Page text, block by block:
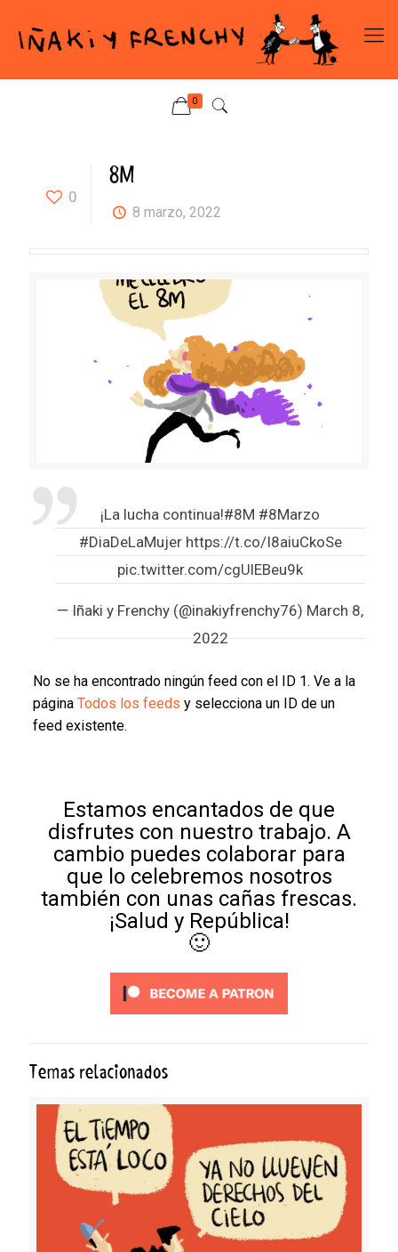
0
0
8M
8 marzo, 2022
¡La lucha continua!#8M #8Marzo
#DiaDeLaMujer https://t.co/I8aiuCkoSe
pic.twitter.com/cgUlEBeu9k
— Iñaki y Frenchy (@inakiyfrenchy76)March 8,
2022
No se ha encontrado ningún feed con el ID 1. Ve a la
página Todos los feeds y selecciona un ID de un
feed existente.
Estamos encantados de que
disfrutes con nuestro trabajo. A
cambio puedes colaborar para
que lo celebremos nosotros
también con unas cañas frescas.
¡Salud y República!
🙂
Temas relacionados